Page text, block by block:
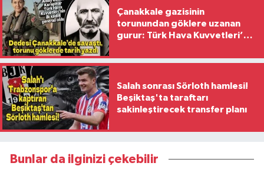
Çanakkale gazisinin
torunundan göklere uzanan
gurur: Türk Hava Kuvvetleri’nin
Salah sonrası Sörloth hamlesi!
Beşiktaş'ta taraftarı
sakinleştirecek transfer planı
Bunlar da ilginizi çekebilir